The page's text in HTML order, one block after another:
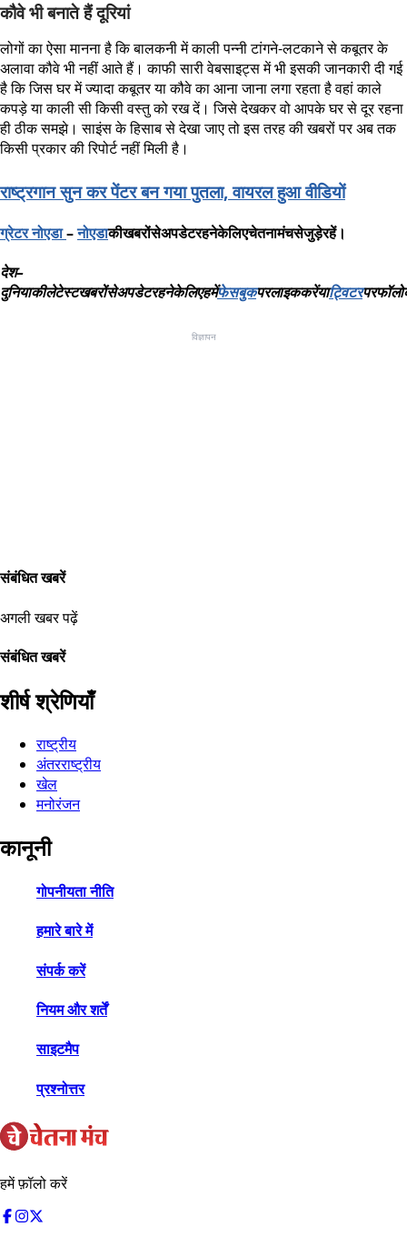
कौवे भी बनाते हैं दूरियां
लोगों का ऐसा मानना है कि बालकनी में काली पन्नी टांगने-लटकाने से कबूतर के
अलावा कौवे भी नहीं आते हैं। काफी सारी वेबसाइट्स में भी इसकी जानकारी दी गई
है कि जिस घर में ज्यादा कबूतर या कौवे का आना जाना लगा रहता है वहां काले
कपड़े या काली सी किसी वस्तु को रख दें। जिसे देखकर वो आपके घर से दूर रहना
ही ठीक समझे। साइंस के हिसाब से देखा जाए तो इस तरह की खबरों पर अब तक
किसी प्रकार की रिपोर्ट नहीं मिली है।
राष्ट्रगान सुन कर पेंटर बन गया पुतला, वायरल हुआ वीडियों
ग्रेटर नोएडा–नोएडाकीखबरोंसेअपडेटरहनेकेलिएचेतनामंचसेजुड़ेरहें।
देश–
दुनियाकीलेटेस्टखबरोंसेअपडेटरहनेकेलिएहमेंफेसबुकपरलाइककरेंयाट्विटरपरफॉलो
विज्ञापन
संबंधित खबरें
अगली खबर पढ़ें
संबंधित खबरें
शीर्ष श्रेणियाँ
राष्ट्रीय
अंतरराष्ट्रीय
खेल
मनोरंजन
कानूनी
गोपनीयता नीति
हमारे बारे में
संपर्क करें
नियम और शर्तें
साइटमैप
प्रश्नोत्तर
हमें फ़ॉलो करें